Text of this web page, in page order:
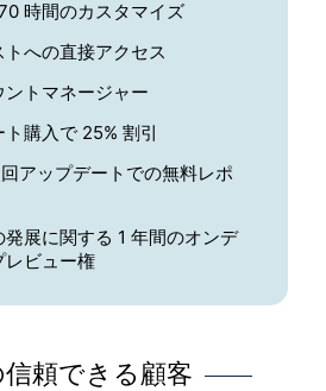
時間のカスタマイズ
への直接アクセス
トマネージャー
購入で 25% 割引
アップデートでの無料レポ
展に関する 1 年間のオンデ
レビュー権
信頼できる顧客